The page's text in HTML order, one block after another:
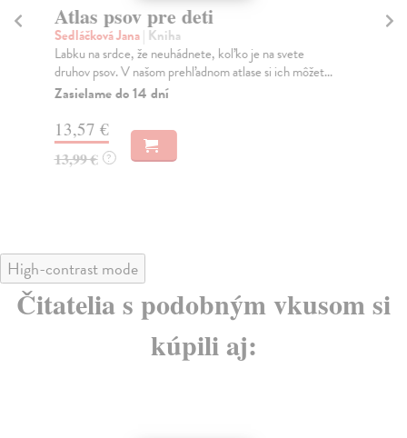
Atlas psov pre deti
Sedláčková Jana| Kniha
Labku na srdce, že neuhádnete, koľko je na svete
druhov psov. V našom prehľadnom atlase si ich môžet...
Zasielame do 14 dní
13,57 €
13,99 € ?
High-contrast mode
Čitatelia s podobným vkusom si
kúpili aj: